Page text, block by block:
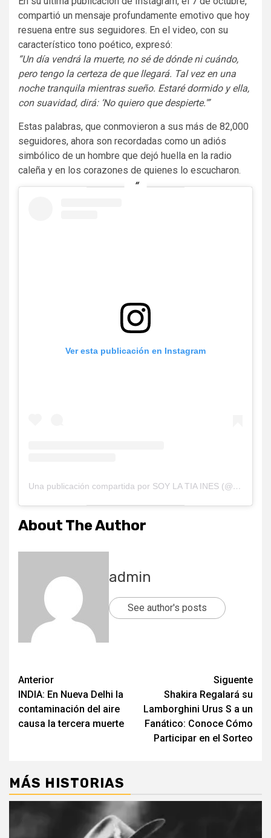
compartió un mensaje profundamente emotivo que hoy
resuena entre sus seguidores. En el video, con su
característico tono poético, expresó:
“Un día vendrá la muerte, no sé de dónde ni cuándo,
pero tengo la certeza de que llegará. Tal vez en una
noche tranquila mientras sueño. Estaré dormido y ella,
con suavidad, dirá: ‘No quiero que despierte.'”
Estas palabras, que conmovieron a sus más de 82,000
seguidores, ahora son recordadas como un adiós
simbólico de un hombre que dejó huella en la radio
caleña y en los corazones de quienes lo escucharon.
Ver esta publicación en Instagram
Una publicación compartida por SOY LA TIA INES (@soylatiaines)
About The Author
admin
See author's posts
Post
navigation
Anterior
INDIA: En Nueva Delhi la
contaminación del aire
causa la tercera muerte
Siguente
Shakira Regalará su
Lamborghini Urus S a un
Fanático: Conoce Cómo
Participar en el Sorteo
MÁS HISTORIAS